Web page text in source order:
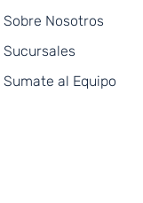
Sobre Nosotros
Sucursales
Sumate al Equipo